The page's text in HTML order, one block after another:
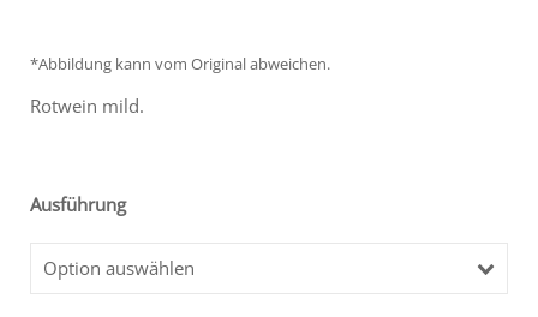
*Abbildung kann vom Original abweichen.
Rotwein mild.
Ausführung
Option auswählen